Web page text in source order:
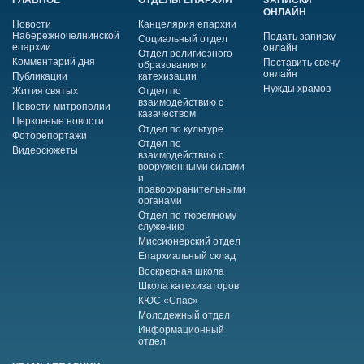
Новости
Набережночелнинской
епархии
Комментарий дня
Публикации
Жития святых
Новости митрополии
Церковные новости
Фоторепортажи
Видеосюжеты
Канцелярия епархии
Социальный отдел
Отдел религиозного
образования и
катехизации
Отдел по
взаимодействию с
казачеством
Отдел по культуре
Отдел по
взаимодействию с
вооруженными силами
и
правоохранительными
органами
Отдел по тюремному
служению
Миссионерский отдел
Епархиальный склад
Воскресная школа
Школа катехизаторов
КЮС «Спас»
Молодежный отдел
Информационный
отдел
ОНЛАЙН
Подать записку
онлайн
Поставить свечу
онлайн
Нужды храмов